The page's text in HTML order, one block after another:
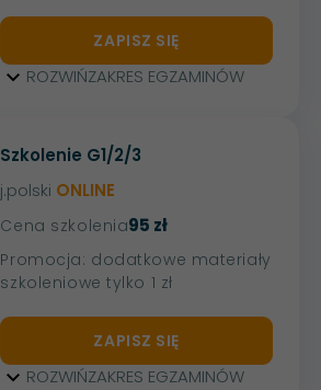
ZAPISZ SIĘ
ROZWIŃZAKRES EGZAMINÓW
Szkolenie G1/2/3
j.polski ONLINE
95 zł
Cena szkolenia
Promocja: dodatkowe materiały
szkoleniowe tylko 1 zł
ZAPISZ SIĘ
ROZWIŃZAKRES EGZAMINÓW